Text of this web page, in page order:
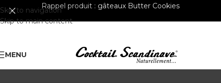
Skip to navigation
Skip to main content
Rappel produit : gâteaux Butter Cookies
MENU